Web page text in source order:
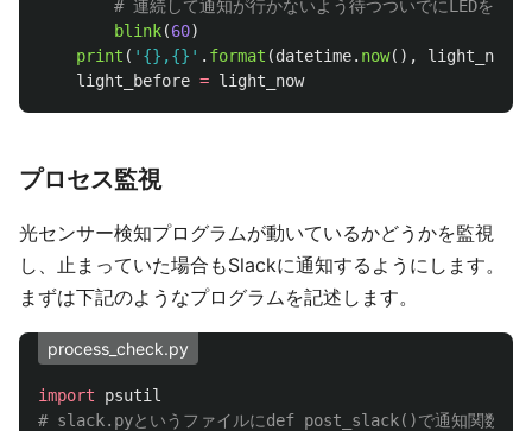
blink(60)
print ( ' {},{} ' . format (datetime. now(), light_now
light_before = light_now
プロセス監視
光センサー検知プログラムが動いているかどうかを監視
し、止まっていた場合もSlackに通知するようにします。
まずは下記のようなプログラムを記述します。
process_check.py
import psutil